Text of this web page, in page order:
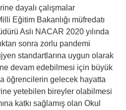
dayalı çalışmalar
Eğitim Bakanlığı müfredatı
Aslı NACAR 2020 yılında
sonra zorlu pandemi
standartlarına uygun olarak
devam edebilmesi için büyük
öğrencilerin gelecek hayatta
yetebilen bireyler olabilmesi
katkı sağlamış olan Okul